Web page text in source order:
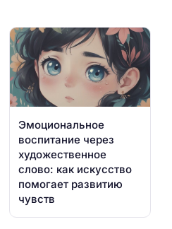
Эмоциональное
воспитание через
художественное
слово: как искусство
помогает развитию
чувств